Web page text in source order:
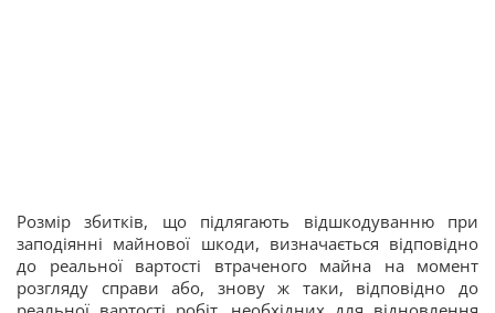
Розмір збитків, що підлягають відшкодуванню при
заподіянні майнової шкоди, визначається відповідно
до реальної вартості втраченого майна на момент
розгляду справи або, знову ж таки, відповідно до